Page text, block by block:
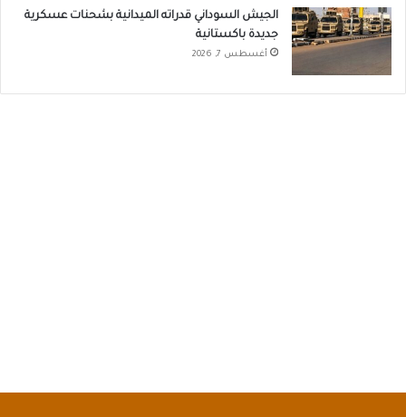
الجيش السوداني قدراته الميدانية بشحنات عسكرية
جديدة باكستانية
أغسطس 7, 2026